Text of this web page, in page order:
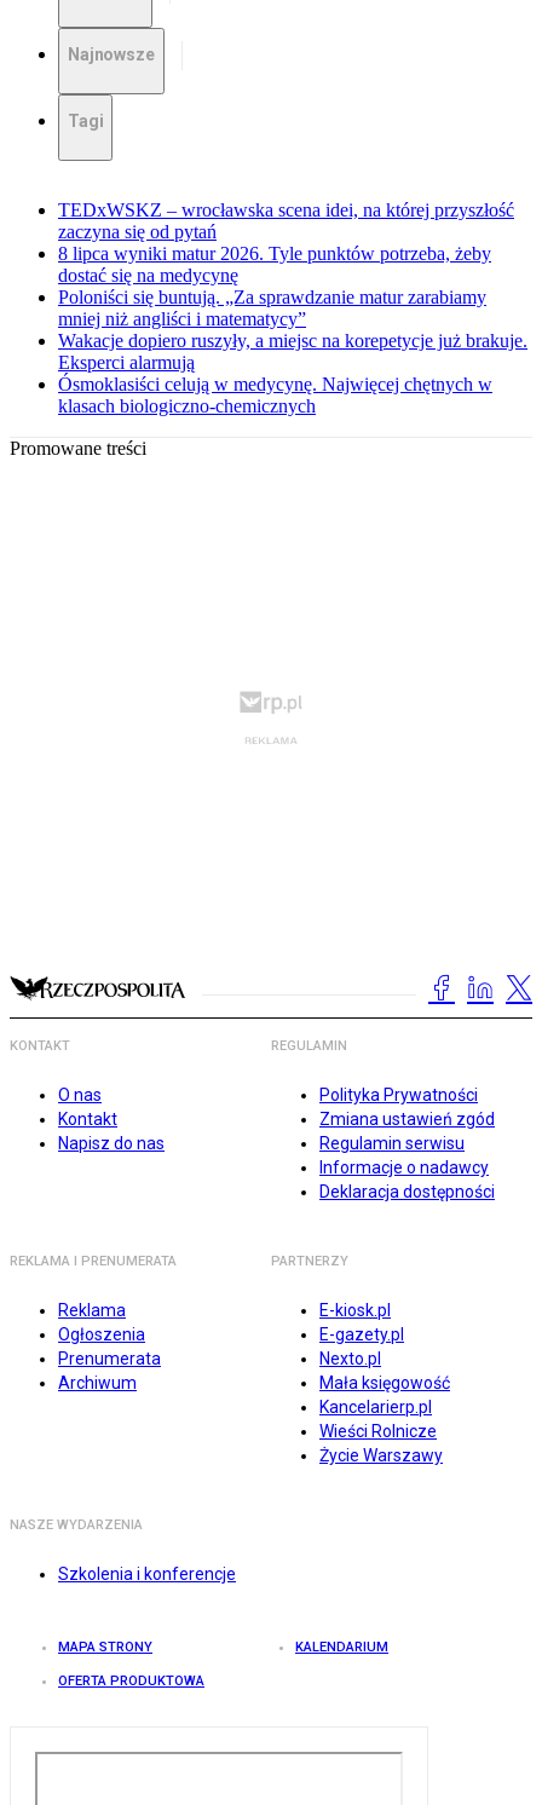
Najnowsze
Tagi
TEDxWSKZ – wrocławska scena idei, na której przyszłość
zaczyna się od pytań
8 lipca wyniki matur 2026. Tyle punktów potrzeba, żeby
dostać się na medycynę
Poloniści się buntują. „Za sprawdzanie matur zarabiamy
mniej niż angliści i matematycy”
Wakacje dopiero ruszyły, a miejsc na korepetycje już brakuje.
Eksperci alarmują
Ósmoklasiści celują w medycynę. Najwięcej chętnych w
klasach biologiczno-chemicznych
Promowane treści
KONTAKT
O nas
Kontakt
Napisz do nas
REGULAMIN
Polityka Prywatności
Zmiana ustawień zgód
Regulamin serwisu
Informacje o nadawcy
Deklaracja dostępności
REKLAMA I PRENUMERATA
Reklama
Ogłoszenia
Prenumerata
Archiwum
PARTNERZY
E-kiosk.pl
E-gazety.pl
Nexto.pl
Mała księgowość
Kancelarierp.pl
Wieści Rolnicze
Życie Warszawy
NASZE WYDARZENIA
Szkolenia i konferencje
MAPA STRONY KALENDARIUM
OFERTA PRODUKTOWA